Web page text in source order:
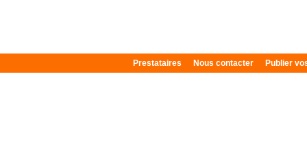
Prestataires Nous contacter Publier